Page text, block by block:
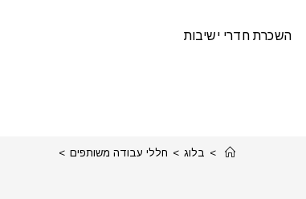
השכרת חדרי ישיבות
> בלוג > חללי עבודה משותפים >